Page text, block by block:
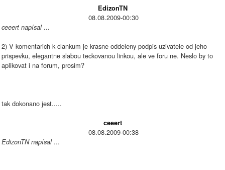
EdizonTN
08.08.2009-00:30
ceeert napísal...
2) V komentarich k clankum je krasne oddeleny podpis uzivatele od jeho
prispevku, elegantne slabou teckovanou linkou, ale ve foru ne. Neslo by to
aplikovat i na forum, prosim?
tak dokonano jest.....
ceeert
08.08.2009-00:38
EdizonTN napísal...